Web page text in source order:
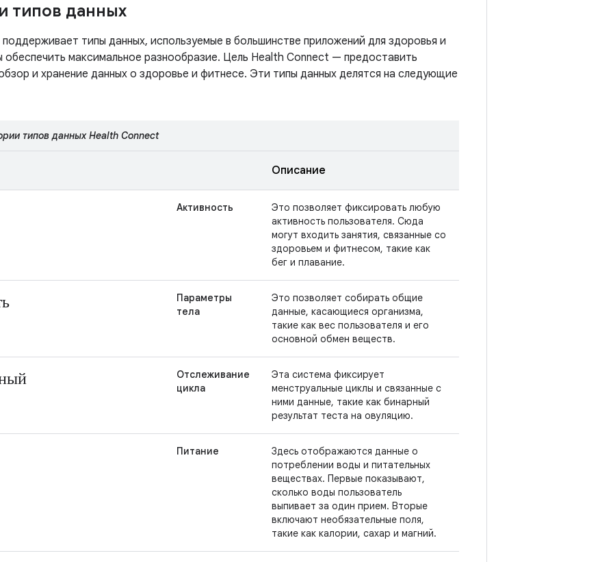
типов данных
типы данных, используемые в большинстве приложений для здоровья и
обеспечить максимальное разнообразие. Цель Health Connect — предоставить
и хранение данных о здоровье и фитнесе. Эти типы данных делятся на следующие
типов данных Health Connect
Описание
Активность
Это позволяет фиксировать любую
активность пользователя. Сюда
могут входить занятия, связанные со
здоровьем и фитнесом, такие как
бег и плавание.
Параметры
тела
Это позволяет собирать общие
данные, касающиеся организма,
такие как вес пользователя и его
основной обмен веществ.
Отслеживание
цикла
Эта система фиксирует
менструальные циклы и связанные с
ними данные, такие как бинарный
результат теста на овуляцию.
Питание
Здесь отображаются данные о
потреблении воды и питательных
веществах. Первые показывают,
сколько воды пользователь
выпивает за один прием. Вторые
включают необязательные поля,
такие как калории, сахар и магний.